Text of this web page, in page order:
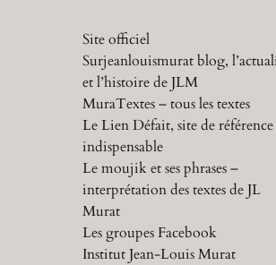
Site officiel
Surjeanlouismurat blog,
et l’histoire de JLM
MuraTextes – tous les textes
Le Lien Défait, site de référence
indispensable
Le moujik et ses phrases –
interprétation des textes de JL
Murat
Les groupes Facebook
Institut Jean-Louis Murat